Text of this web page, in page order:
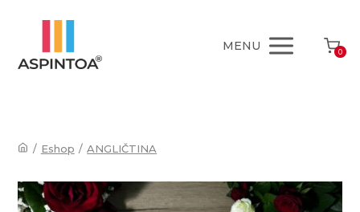
MENU 0
/ Eshop / ANGLIČTINA